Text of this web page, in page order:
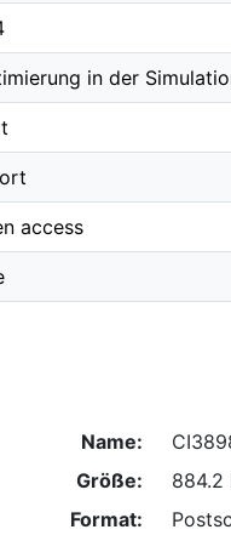
in der
access
Name:
Größe:
884.2
Format: